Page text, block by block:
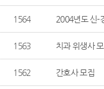
1564 2004년도 신-
1563 치과 위생사
1562 간호사 모집